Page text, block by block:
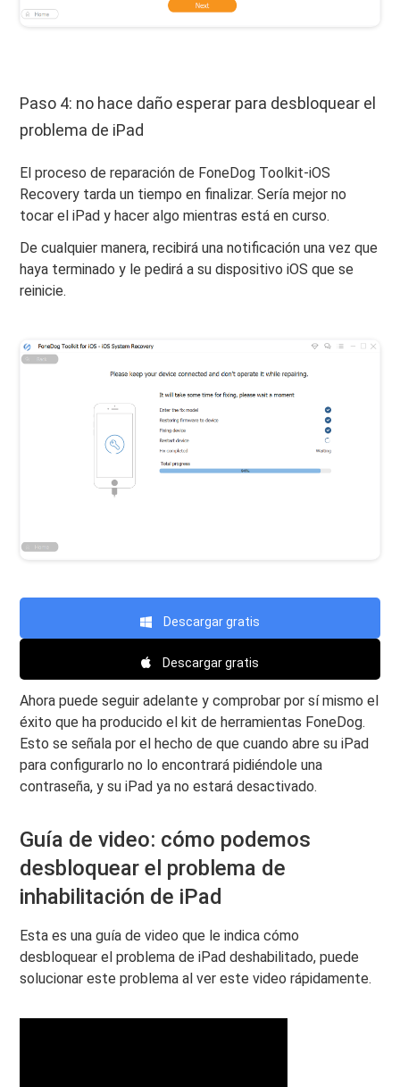
Paso 4: no hace daño esperar para desbloquear el
problema de iPad
El proceso de reparación de FoneDog Toolkit-iOS
Recovery tarda un tiempo en finalizar. Sería mejor no
tocar el iPad y hacer algo mientras está en curso.
De cualquier manera, recibirá una notificación una vez que
haya terminado y le pedirá a su dispositivo iOS que se
reinicie.
Descargar gratis
Descargar gratis
Ahora puede seguir adelante y comprobar por sí mismo el
éxito que ha producido el kit de herramientas FoneDog.
Esto se señala por el hecho de que cuando abre su iPad
para configurarlo no lo encontrará pidiéndole una
contraseña, y su iPad ya no estará desactivado.
Guía de video: cómo podemos
desbloquear el problema de
inhabilitación de iPad
Esta es una guía de video que le indica cómo
desbloquear el problema de iPad deshabilitado, puede
solucionar este problema al ver este video rápidamente.